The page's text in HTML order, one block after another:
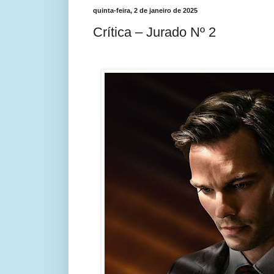
quinta-feira, 2 de janeiro de 2025
Crítica – Jurado Nº 2